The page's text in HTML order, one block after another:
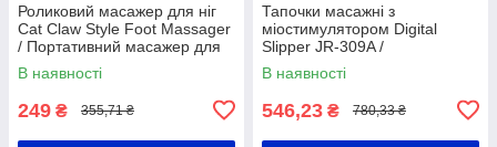
Роликовий масажер для ніг
Cat Claw Style Foot Massager
/ Портативний масажер для
стоп з магнітними кульками
В наявності
249 ₴ 355,71 ₴
Тапочки масажні з
міостимулятором Digital
Slipper JR-309A /
Міостимулятор для тіла /
Масажер імпульсний
В наявності
546,23 ₴ 780,33 ₴